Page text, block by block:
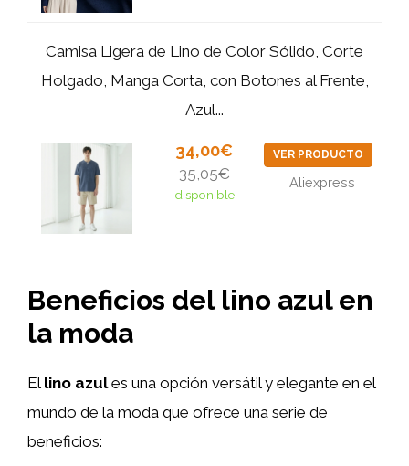
Camisa Ligera de Lino de Color Sólido, Corte
Holgado, Manga Corta, con Botones al Frente,
Azul...
34,00€
35,05€
disponible
VER PRODUCTO
Aliexpress
Beneficios del lino azul en
la moda
El lino azules una opción versátil y elegante en el
mundo de la moda que ofrece una serie de
beneficios: